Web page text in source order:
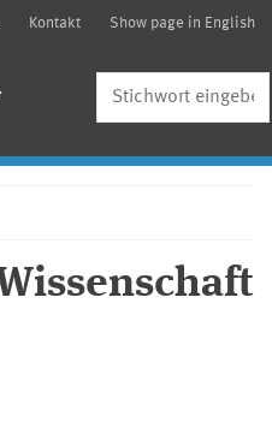
Kontakt Show page in English